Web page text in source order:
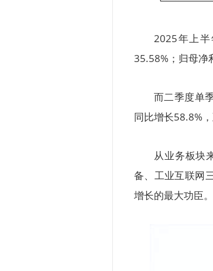
2025年上
35.58%；归母净
而二季度单
同比增长58.8%
从业务板块
备、工业互联网
增长的最大功臣。